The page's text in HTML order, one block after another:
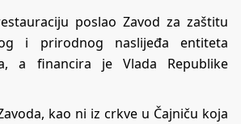
poslao Zavod za zaštitu
i prirodnog naslijeđa entiteta
a financira je Vlada Republike
kao ni iz crkve u Čajniču koja